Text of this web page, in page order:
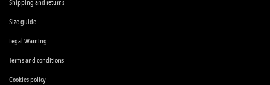
Shipping and returns
Size guide
Legal Warning
Terms and conditions
Cookies policy